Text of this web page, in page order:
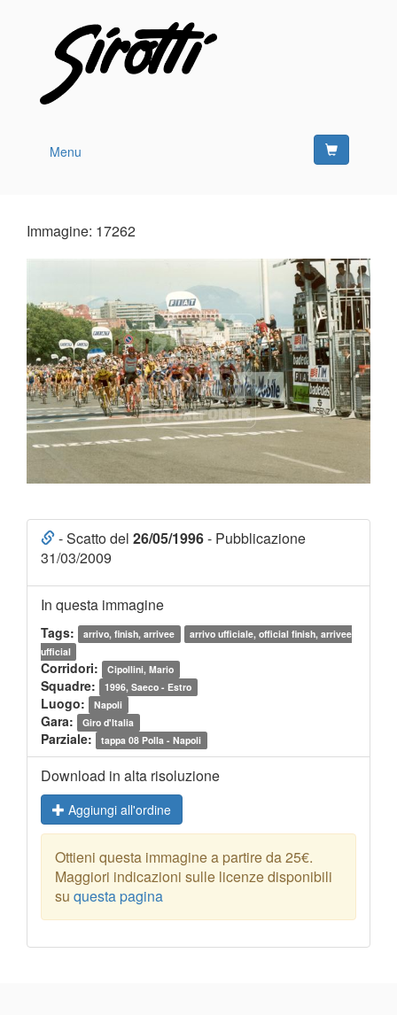
Menu
Immagine: 17262
- Scatto del 26/05/1996- Pubblicazione
31/03/2009
In questa immagine
Tags: arrivo, finish, arrivee
arrivo ufficiale, official finish, arrivee
ufficial
Corridori: Cipollini, Mario
Squadre: 1996, Saeco - Estro
Luogo: Napoli
Gara: Giro d'Italia
Parziale: tappa 08 Polla - Napoli
Download in alta risoluzione
Aggiungi all'ordine
Ottieni questa immagine a partire da 25€.
Maggiori indicazioni sulle licenze disponibili
su questa pagina